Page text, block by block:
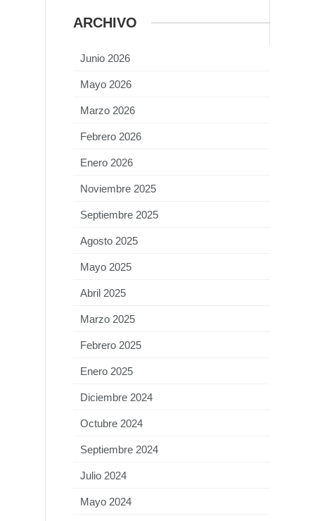
ARCHIVO
Junio 2026
Mayo 2026
Marzo 2026
Febrero 2026
Enero 2026
Noviembre 2025
Septiembre 2025
Agosto 2025
Mayo 2025
Abril 2025
Marzo 2025
Febrero 2025
Enero 2025
Diciembre 2024
Octubre 2024
Septiembre 2024
Julio 2024
Mayo 2024